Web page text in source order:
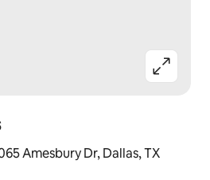
Amesbury Dr, Dallas, TX